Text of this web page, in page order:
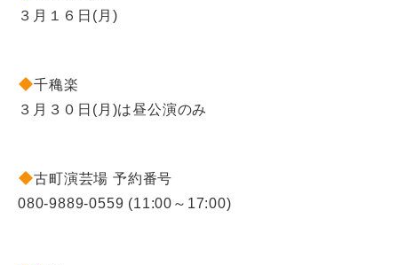
３月１６日(月)
千穐楽
３月３０日(月)は昼公演のみ
古町演芸場 予約番号
080-9889-0559 (11:00～17:00)